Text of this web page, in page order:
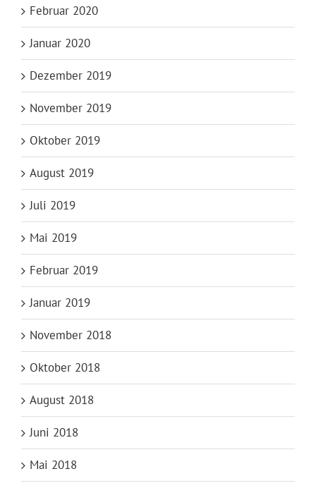
Februar 2020
Januar 2020
Dezember 2019
November 2019
Oktober 2019
August 2019
Juli 2019
Mai 2019
Februar 2019
Januar 2019
November 2018
Oktober 2018
August 2018
Juni 2018
Mai 2018